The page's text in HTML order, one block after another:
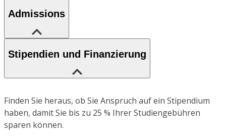
Admissions
Stipendien und Finanzierung
Finden Sie heraus, ob Sie Anspruch auf ein Stipendium
haben, damit Sie bis zu 25 % Ihrer Studiengebühren
sparen können.